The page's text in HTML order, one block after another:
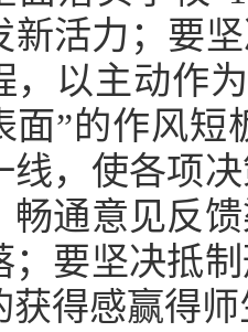
新活力；要
，以主动作
面”的作风短
线，使各项
畅通意见反
；要坚决抵
获得感赢得